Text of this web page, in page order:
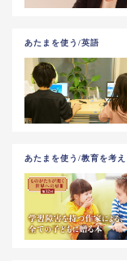
あたまを使う/英語
あたまを使う/教育を考